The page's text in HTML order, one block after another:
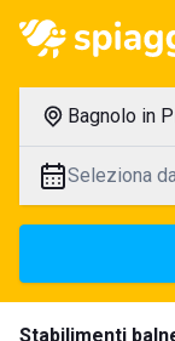
Bagnolo in
Seleziona
Stabilimenti